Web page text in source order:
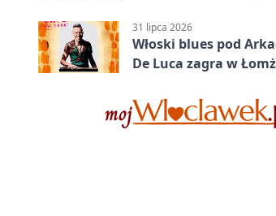
Liga Grupa 1 (Grupa I)
31 lipca 2026
Włoski blues pod
De Luca zagra w